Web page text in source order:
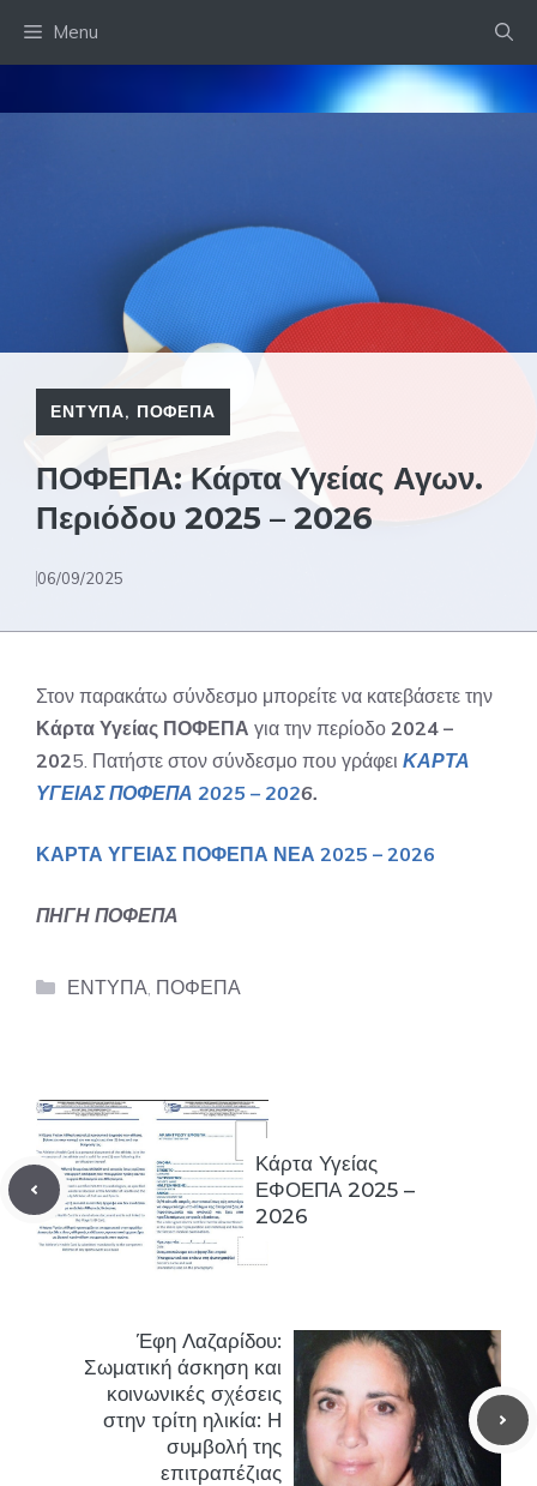
Menu
ΕΝΤΥΠΑ, ΠΟΦΕΠΑ
ΠΟΦΕΠΑ: Κάρτα Υγείας Αγων.
Περιόδου 2025 – 2026
06/09/2025
Στον παρακάτω σύνδεσμο μπορείτε να κατεβάσετε την
Κάρτα Υγείας ΠΟΦΕΠΑ για την περίοδο 2024 –
2025. Πατήστε στον σύνδεσμο που γράφει ΚΑΡΤΑ
ΥΓΕΙΑΣ ΠΟΦΕΠΑ 2025 – 2026.
ΚΑΡΤΑ ΥΓΕΙΑΣ ΠΟΦΕΠΑ ΝΕΑ 2025 – 2026
ΠΗΓΗ ΠΟΦΕΠΑ
Categories
ΕΝΤΥΠΑ, ΠΟΦΕΠΑ
Κάρτα Υγείας
ΕΦΟΕΠΑ 2025 –
2026
Έφη Λαζαρίδου:
Σωματική άσκηση και
κοινωνικές σχέσεις
στην τρίτη ηλικία: Η
συμβολή της
επιτραπέζιας